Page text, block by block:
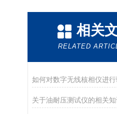
相关
RELATED
如何对数字无线核相仪进
关于油耐压测试仪的相关